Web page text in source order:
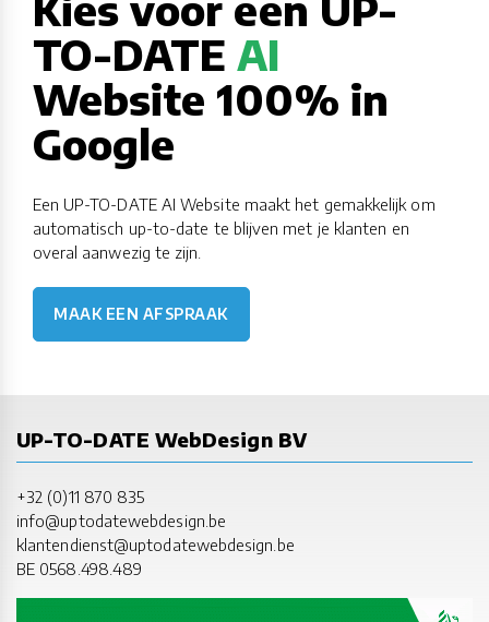
TO-DATE AI
Website 100% in
Google
Een UP-TO-DATE AI Website maakt het gemakkelijk om
automatisch up-to-date te blijven met je klanten en
overal aanwezig te zijn.
MAAK EEN AFSPRAAK
UP-TO-DATE WebDesign BV
+32 (0)11 870 835
info@uptodatewebdesign.be
klantendienst@uptodatewebdesign.be
BE 0568.498.489